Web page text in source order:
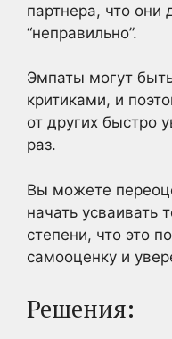
партнера, что они
“неправильно”.
Эмпаты могут
критиками, и
от других быстро
раз.
Вы можете
начать усваивать
степени, что это
самооценку и
Решения: